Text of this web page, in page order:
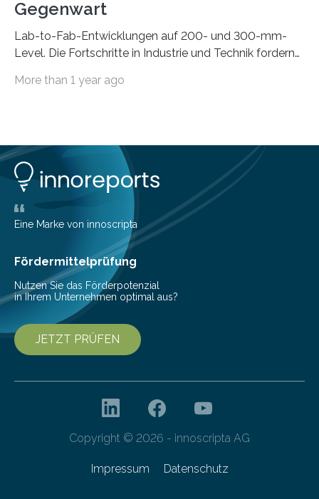
Gegenwart
Lab-to-Fab-Entwicklungen auf 200- und 300-mm-
Level. Die Fortschritte in Industrie und Technik fordern
Mikrochips, sowohl aus technischer, wirtschaftlicher, als
dabei als starker Partner der Industrie etabliert. Das
Serviceangebot umfasst alle Schritte »from lab to fab«
– von der Beratung über die Prozessentwicklung bis hin
zur Pilotfertigung. 300-mm-Prozessanlagen am CNT.
(c) Sebastian Lassak / Fraunhofer IPMS…
More than 1 year ago
Eine Marke von innoscripta
Fördermittelprüfung
Nutzen Sie das Förderpotenzial
in Ihrem Unternehmen optimal aus?
JETZT PRÜFEN
Copyright © 2026 - innoscripta AG
Impressum Datenschutz